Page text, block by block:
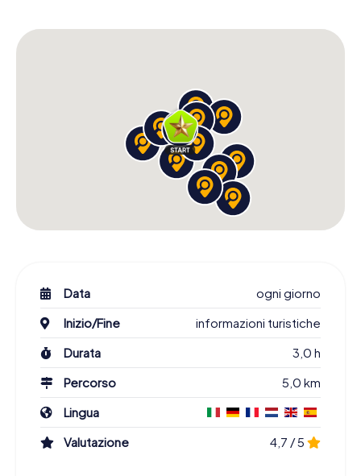
Data
ogni giorno
Inizio/Fine
informazioni turistiche
Durata
3,0 h
Percorso
5,0 km
Lingua
Valutazione
4,7 / 5